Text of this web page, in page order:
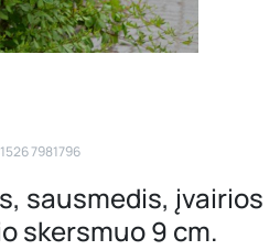
7981796
sausmedis, įvairios
skersmuo 9 cm.